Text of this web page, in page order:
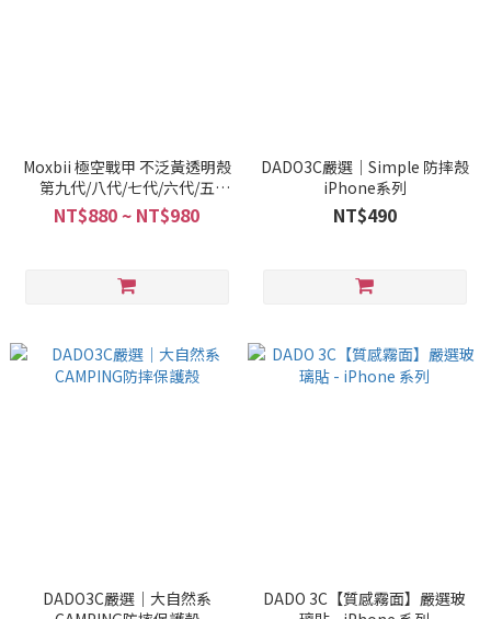
Moxbii 極空戰甲 不泛黃透明殼
第九代/八代/七代/六代/五
代/C01 - iPhone全系列
NT$880 ~ NT$980
DADO3C嚴選｜Simple 防摔殼
iPhone系列
NT$490
DADO3C嚴選｜大自然系
DADO 3C【質感霧面】嚴選玻